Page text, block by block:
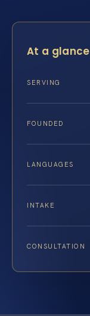
At a glance
SERVING
FOUNDED
LANGUAGES
INTAKE
CONSULTATION